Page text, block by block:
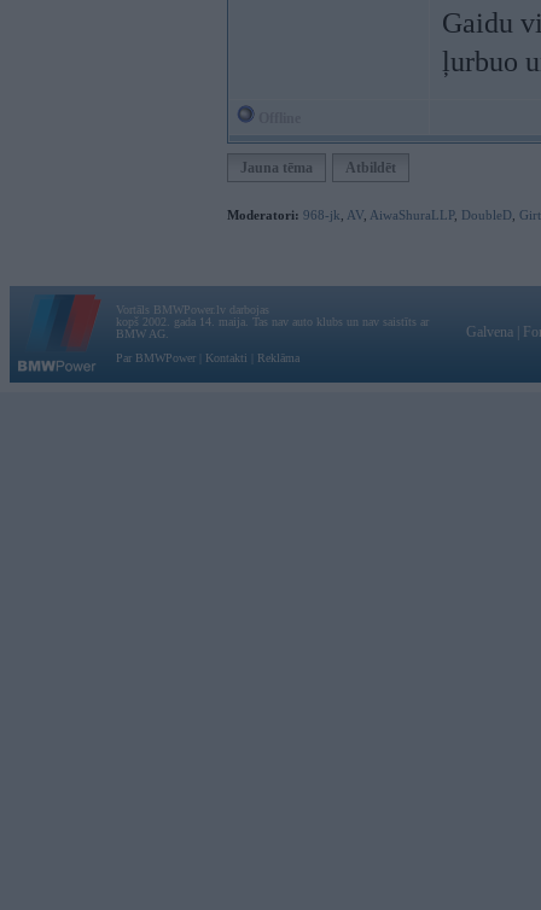
Gaidu
ļurbuo
Jauna tēma Atbildēt
Moderatori: 968-jk AV AiwaShuraLLP, DoubleD
Vortāls BMWPower.lv darbojas
kopš 2002. gada 14. maija. Tas nav auto klubs un nav saistīts ar
BMW AG.
Par BMWPower
Kontakti Reklāma
Galvena